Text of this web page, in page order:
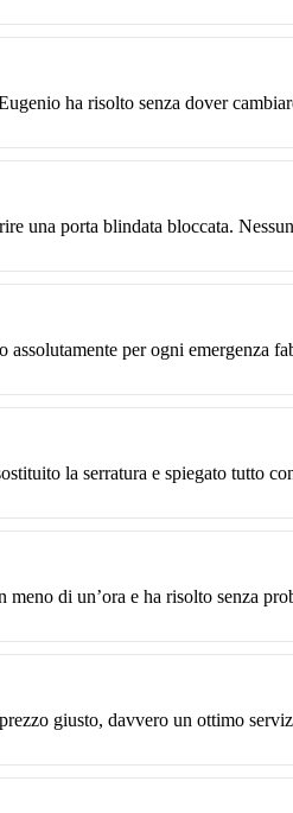
ha risolto senza dover
una porta blindata bloccata.
per ogni emergenza
la serratura e spiegato tutto
di un’ora e ha risolto senza
giusto, davvero un ottimo